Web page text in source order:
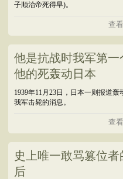
子顺治帝死得早)。
查
他是抗战时我军第
他的死轰动日本
1939年11月23日，日本一则报道
我军击毙的消息。
查
史上唯一敢骂篡位
后